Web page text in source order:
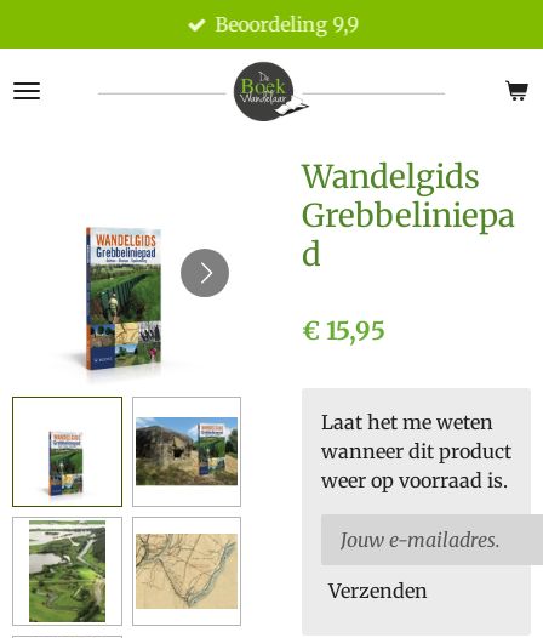
direct
naar
Beoordeling 9,9
Wandelgids
Grebbeliniepa
d
€ 15,95
Laat het me weten
wanneer dit product
weer op voorraad is.
Verzenden